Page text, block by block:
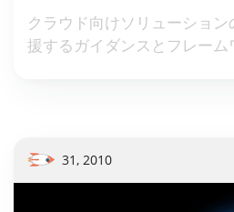
クラウド向けソリューショ
援するガイダンスとフレーム
31, 2010